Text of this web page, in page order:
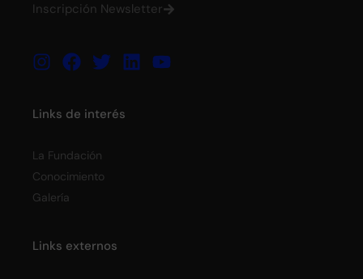
Inscripción Newsletter
Links de interés
La Fundación
Conocimiento
Galería
Links externos